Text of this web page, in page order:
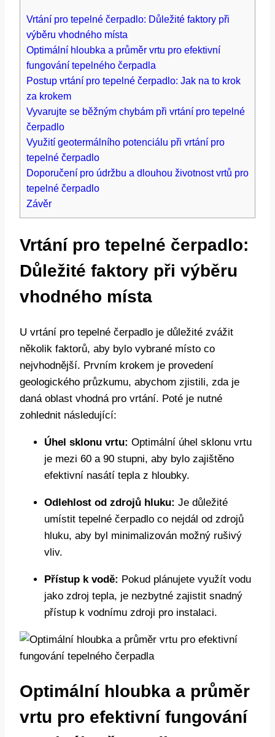
Vrtání pro tepelné čerpadlo: Důležité faktory při
výběru vhodného místa
Optimální hloubka a průměr vrtu pro efektivní
fungování tepelného čerpadla
Postup vrtání pro tepelné čerpadlo: Jak na to krok
za krokem
Vyvarujte se běžným chybám při vrtání pro tepelné
čerpadlo
Využití geotermálního potenciálu při vrtání pro
tepelné čerpadlo
Doporučení pro údržbu a dlouhou životnost vrtů pro
tepelné čerpadlo
Závěr
Vrtání pro tepelné čerpadlo:
Důležité faktory při výběru
vhodného místa
U vrtání pro tepelné čerpadlo je důležité zvážit
několik faktorů, aby bylo vybrané místo co
nejvhodnější. Prvním krokem je provedení
geologického průzkumu, abychom zjistili, zda je
daná oblast vhodná pro vrtání. Poté je nutné
zohlednit následující:
Úhel sklonu vrtu: Optimální úhel sklonu vrtu
je mezi 60 a 90 stupni, aby bylo zajištěno
efektivní nasátí tepla z hloubky.
Odlehlost od zdrojů hluku: Je důležité
umístit tepelné čerpadlo co nejdál od zdrojů
hluku, aby byl minimalizován možný rušivý
vliv.
Přístup k vodě: Pokud plánujete využít vodu
jako zdroj tepla, je nezbytné zajistit snadný
přístup k vodnímu zdroji pro instalaci.
Optimální hloubka a průměr
vrtu pro efektivní fungování